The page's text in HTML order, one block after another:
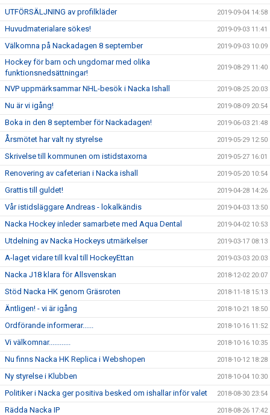
UTFÖRSÄLJNING av profilkläder 2019-09-04 14:58
Huvudmaterialare sökes! 2019-09-03 11:41
Välkomna på Nackadagen 8 september 2019-09-03 10:09
Hockey för barn och ungdomar med olika
funktionsnedsättningar!
2019-08-29 11:40
NVP uppmärksammar NHL-besök i Nacka Ishall 2019-08-25 20:03
Nu är vi igång! 2019-08-09 20:54
Boka in den 8 september för Nackadagen! 2019-06-03 21:48
Årsmötet har valt ny styrelse 2019-05-29 12:50
Skrivelse till kommunen om istidstaxorna 2019-05-27 16:01
Renovering av cafeterian i Nacka ishall 2019-05-20 10:54
Grattis till guldet! 2019-04-28 14:26
Vår istidsläggare Andreas - lokalkändis 2019-04-03 13:50
Nacka Hockey inleder samarbete med Aqua Dental 2019-04-02 10:53
Utdelning av Nacka Hockeys utmärkelser 2019-03-17 08:13
A-laget vidare till kval till HockeyEttan 2019-03-03 20:03
Nacka J18 klara för Allsvenskan 2018-12-02 20:07
Stöd Nacka HK genom Gräsroten 2018-11-18 15:13
Äntligen! - vi är igång 2018-10-21 18:50
Ordförande informerar...... 2018-10-16 11:52
Vi välkomnar............ 2018-10-16 10:35
Nu finns Nacka HK Replica i Webshopen 2018-10-12 18:28
Ny styrelse i Klubben 2018-10-04 10:30
Politiker i Nacka ger positiva besked om ishallar inför valet 2018-08-30 23:54
Rädda Nacka IP 2018-08-26 17:42